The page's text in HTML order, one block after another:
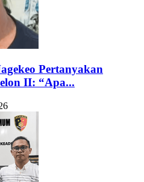
Pertanyakan
II: “Apa...